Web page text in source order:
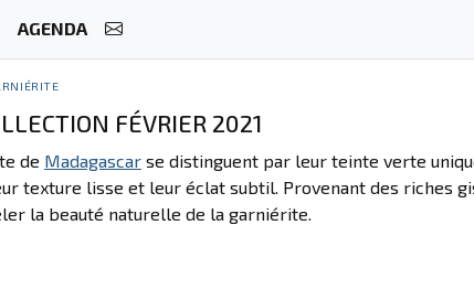
AGENDA
FÉVRIER 2021
de Madagascar se distinguent par leur teinte verte
texture lisse et leur éclat subtil. Provenant des riches
la beauté naturelle de la garniérite.